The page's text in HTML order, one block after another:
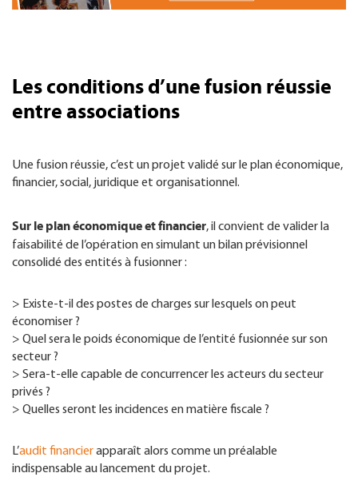
Les conditions d’une fusion réussie
entre associations
Une fusion réussie, c’est un projet validé sur le plan économique,
financier, social, juridique et organisationnel.
Sur le plan économique et financier, il convient de valider la
faisabilité de l’opération en simulant un bilan prévisionnel
consolidé des entités à fusionner :
> Existe-t-il des postes de charges sur lesquels on peut
économiser ?
> Quel sera le poids économique de l’entité fusionnée sur son
secteur ?
> Sera-t-elle capable de concurrencer les acteurs du secteur
privés ?
> Quelles seront les incidences en matière fiscale ?
L’audit financierapparaît alors comme un préalable
indispensable au lancement du projet.